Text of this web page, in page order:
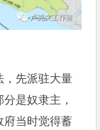
，先派驻大量
是奴隶主，
府当时觉得蓄